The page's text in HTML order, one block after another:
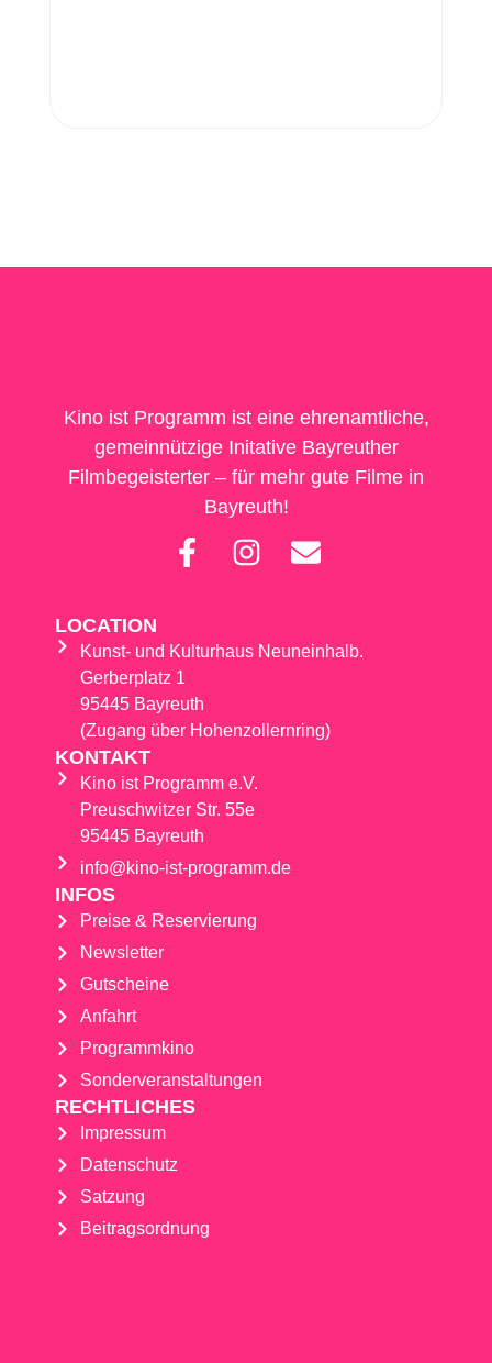
Kino ist Programm ist eine ehrenamtliche,
gemeinnützige Initative Bayreuther
Filmbegeisterter – für mehr gute Filme in
Bayreuth!
LOCATION
Kunst- und Kulturhaus Neuneinhalb.
Gerberplatz 1
95445 Bayreuth
(Zugang über Hohenzollernring)
KONTAKT
Kino ist Programm e.V.
Preuschwitzer Str. 55e
95445 Bayreuth
info@kino-ist-programm.de
INFOS
Preise & Reservierung
Newsletter
Gutscheine
Anfahrt
Programmkino
Sonderveranstaltungen
RECHTLICHES
Impressum
Datenschutz
Satzung
Beitragsordnung